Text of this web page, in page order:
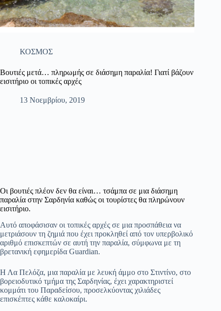
ΚΟΣΜΟΣ
Βουτιές μετά… πληρωμής σε διάσημη παραλία! Γιατί βάζουν
εισιτήριο οι τοπικές αρχές
13 Νοεμβρίου, 2019
Οι βουτιές πλέον δεν θα είναι… τσάμπα σε μια διάσημη
παραλία στην Σαρδηνία καθώς οι τουρίστες θα πληρώνουν
εισιτήριο.
Αυτό αποφάσισαν οι τοπικές αρχές σε μια προσπάθεια να
μετριάσουν τη ζημιά που έχει προκληθεί από τον υπερβολικό
αριθμό επισκεπτών σε αυτή την παραλία, σύμφωνα με τη
βρετανική εφημερίδα Guardian.
Η Λα Πελόζα, μια παραλία με λευκή άμμο στο Στιντίνο, στο
βορειοδυτικό τμήμα της Σαρδηνίας, έχει χαρακτηριστεί
κομμάτι του Παραδείσου, προσελκύοντας χιλιάδες
επισκέπτες κάθε καλοκαίρι.